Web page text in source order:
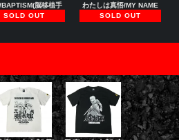
BAPTISM(脳移植手
SOLD OUT
わたしは真悟/MY NAME
SOLD OUT